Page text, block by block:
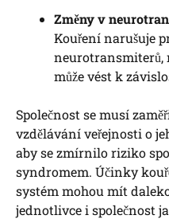
Změny v
Kouření narušuje
neurotransmiterů,
může vést k
Společnost se musí
vzdělávání veřejnosti o
aby se zmírnilo riziko
syndromem. Účinky
systém mohou mít
jednotlivce i společnost